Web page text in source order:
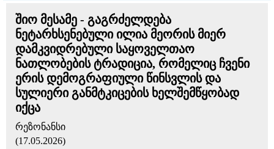
შიო მესამე - გაგრძელდება
ნეტარხსენებული ილია მეორის მიერ
დამკვიდრებული საყოველთაო
ნათლობების ტრადიცია, რომელიც ჩვენი
ერის დემოგრაფიული წინსვლის და
სულიერი განმტკიცების ხელშემწყობად
იქცა
რეზონანსი
(17.05.2026)